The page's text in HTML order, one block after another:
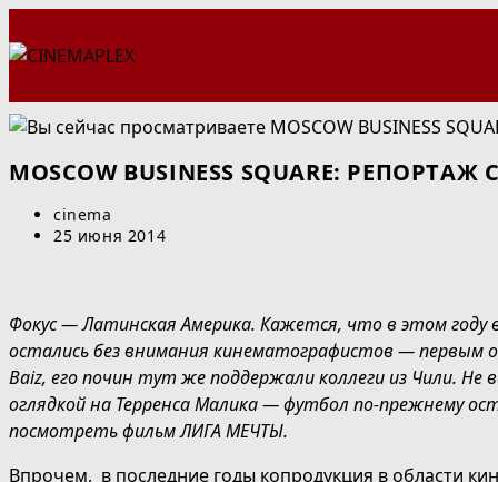
к
MOSCOW BUSINESS SQUARE:
Автор
записи:
cinema
Запись
25 июня 2014
Фокус — Латинская Америка. Кажется, что в этом
остались без внимания кинематографистов — первым
Baiz, его почин тут же поддержали коллеги из Чили.
оглядкой на Терренса Малика — футбол по-прежнему
посмотреть фильм ЛИГА МЕЧТЫ.
Впрочем, в последние годы копродукция в области